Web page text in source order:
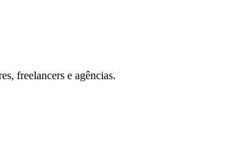
freelancers e agências.